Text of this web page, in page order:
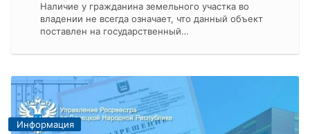
Наличие у гражданина земельного участка во
владении не всегда означает, что данный объект
поставлен на государственный…
Информация